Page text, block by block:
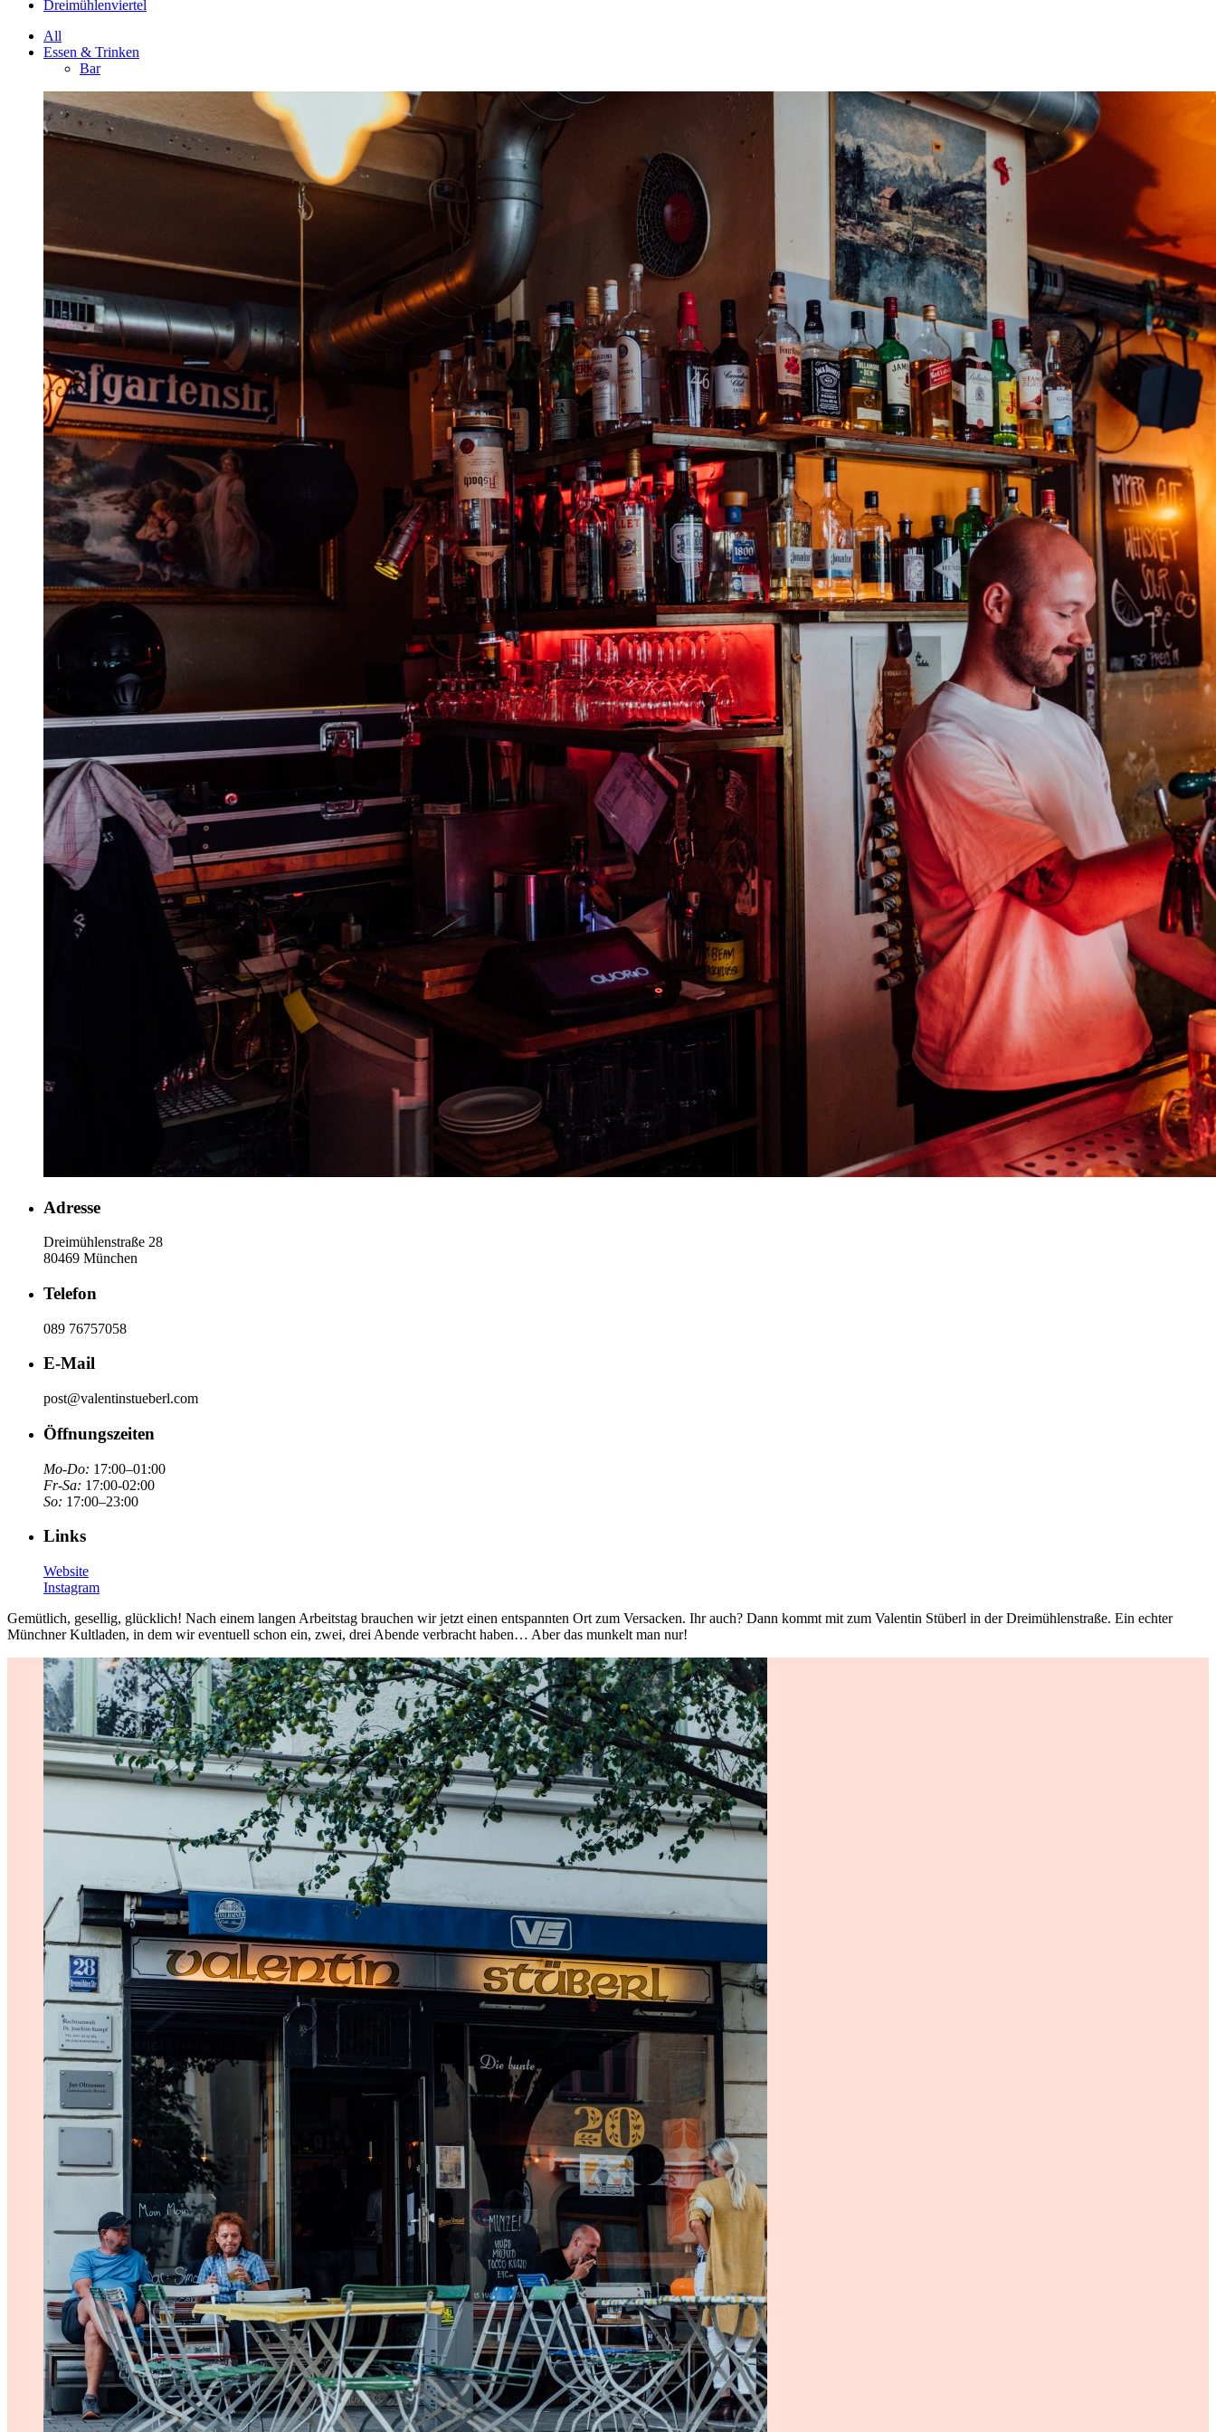
Dreimühlenviertel
All
Essen & Trinken
Bar
Adresse
Dreimühlenstraße 28
80469 München
Telefon
089 76757058
E-Mail
post@valentinstueberl.com
Öffnungszeiten
Mo-Do: 17:00–01:00
Fr-Sa: 17:00-02:00
So: 17:00–23:00
Links
Website
Instagram
Gemütlich, gesellig, glücklich! Nach einem langen Arbeitstag brauchen wir jetzt einen entspannten Ort zum Versacken. Ihr auch? Dann kommt mit zum Valentin Stüberl in der Dreimühlenstraße. Ein echter
Münchner Kultladen, in dem wir eventuell schon ein, zwei, drei Abende verbracht haben… Aber das munkelt man nur!